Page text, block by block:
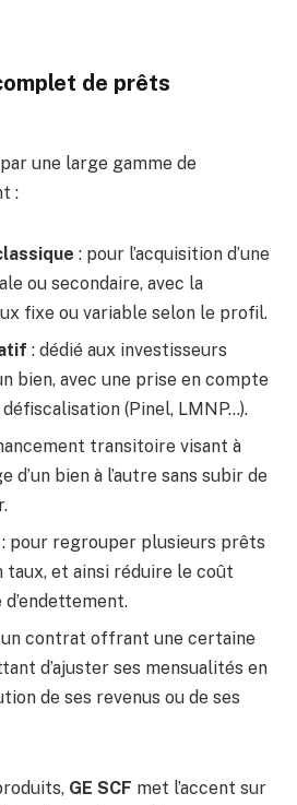
de prêts
une large gamme de
:
: pour l’acquisition d’une
ou secondaire, avec la
fixe ou variable selon le profil.
: dédié aux investisseurs
bien, avec une prise en compte
(Pinel, LMNP…).
transitoire visant à
d’un bien à l’autre sans subir de
: pour regrouper plusieurs prêts
taux, et ainsi réduire le coût
un contrat offrant une certaine
d’ajuster ses mensualités en
de ses revenus ou de ses
GE SCF met l’accent sur